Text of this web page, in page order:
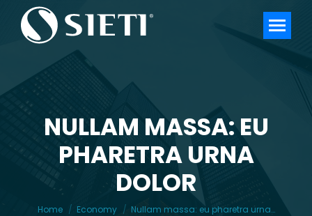
NULLAM MASSA: EU
PHARETRA URNA
DOLOR
You are here:
Home Economy Nullam massa: eu pharetra urna…